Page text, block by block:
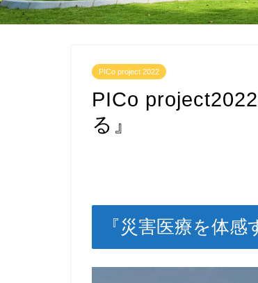
PICo project 2022
PICo
る』
『災害医療を体感